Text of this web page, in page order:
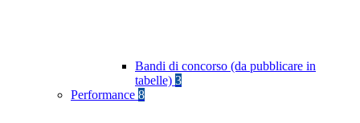
Bandi di concorso (da pubblicare in
tabelle) 3
Performance 8